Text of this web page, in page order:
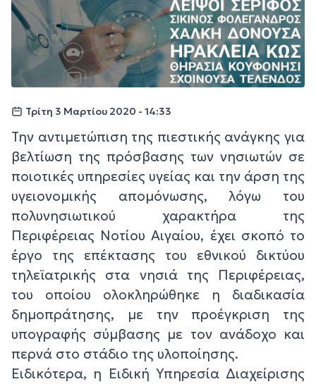
Τρίτη 3 Μαρτίου 2020 - 14:33
Την αντιμετώπιση της πιεστικής ανάγκης για
βελτίωση της πρόσβασης των νησιωτών σε
ποιοτικές υπηρεσίες υγείας και την άρση της
υγειονομικής απομόνωσης, λόγω του
πολυνησιωτικού χαρακτήρα της
Περιφέρειας Νοτίου Αιγαίου, έχει σκοπό το
έργο της επέκτασης του εθνικού δικτύου
τηλεϊατρικής στα νησιά της Περιφέρειας,
του οποίου ολοκληρώθηκε η διαδικασία
δημοπράτησης, με την προέγκριση της
υπογραφής σύμβασης με τον ανάδοχο και
περνά στο στάδιο της υλοποίησης.
Ειδικότερα, η Ειδική Υπηρεσία Διαχείρισης